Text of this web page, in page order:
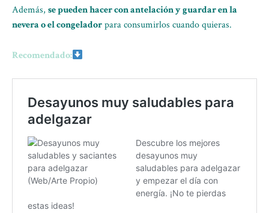
Además, se pueden hacer con antelación y guardar en la
nevera o el congeladorpara consumirlos cuando quieras.
Recomendado: